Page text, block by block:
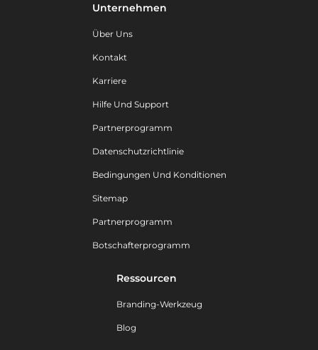
Unternehmen
Über Uns
Kontakt
Karriere
Hilfe Und Support
Partnerprogramm
Datenschutzrichtlinie
Bedingungen Und Konditionen
Sitemap
Partnerprogramm
Botschafterprogramm
Ressourcen
Branding-Werkzeug
Blog